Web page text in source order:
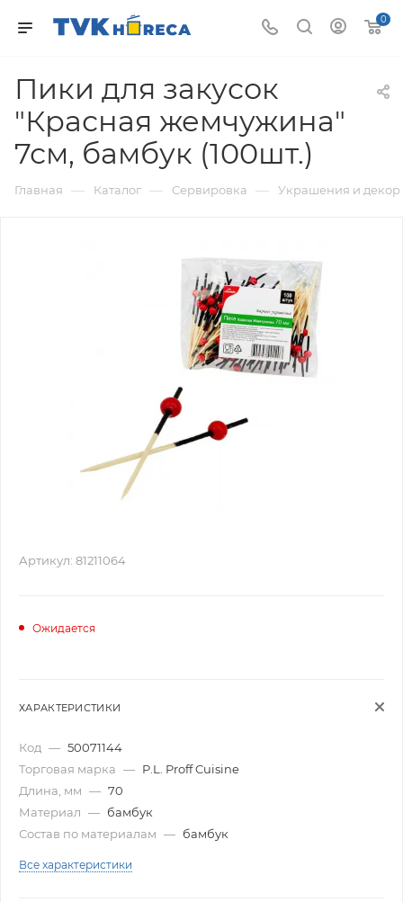
0
Пики для закусок
"Красная жемчужина"
7см, бамбук (100шт.)
Главная — Каталог — Сервировка — Украшения и декор
Артикул: 81211064
Ожидается
ХАРАКТЕРИСТИКИ
Код — 50071144
Торговая марка — P.L. Proff Cuisine
Длина, мм — 70
Материал — бамбук
Состав по материалам — бамбук
Все характеристики